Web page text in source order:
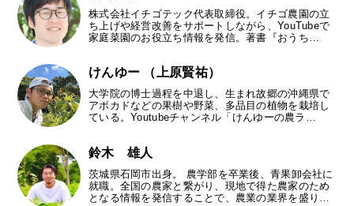
株式会社イチゴテック代表取締役。イチゴ農園の立
ち上げや経営改善をサポートしながら、YouTubeで
家庭菜園のお役立ち情報を発信。著書『おうち…
けんゆー （上原賢祐）
大学院の博士過程を中退し、生まれ故郷の沖縄県で
アボカドなどの果樹や野菜、多品目の植物を栽培し
ている。Youtubeチャンネル「けんゆーの農ラ…
鈴木 雄人
茨城県石岡市出身。 農学部を卒業後、青果卸会社に
就職。全国の農家と繋がり、現地で得た農家のため
となる情報を発信することで、農業の業界を盛り…